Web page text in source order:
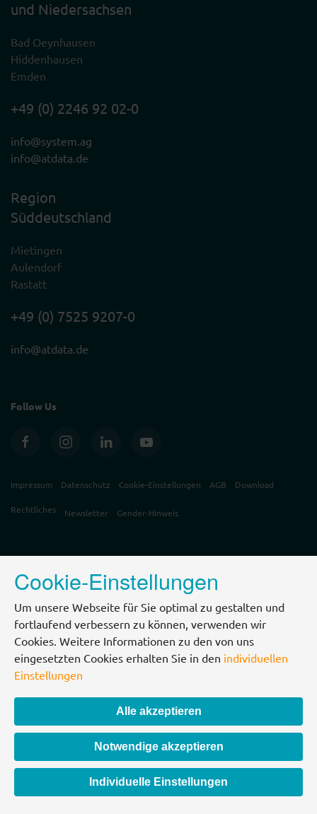
und Niedersachsen
Bad Oeynhausen
Hiddenhausen
Emden
+49 (0) 2246 92 02-0
info@system.ag
info@atdata.de
Region
Süddeutschland
Mietingen
Aulendorf
Rastatt
+49 (0) 7525 9207-0
info@atdata.de
Follow Us
Impressum Datenschutz Cookie-Einstellungen AGB Download
Rechtliches Newsletter Gender-Hinweis
Cookie-Einstellungen
Um unsere Webseite für Sie optimal zu gestalten und
fortlaufend verbessern zu können, verwenden wir
Cookies. Weitere Informationen zu den von uns
eingesetzten Cookies erhalten Sie in den individuellen
Einstellungen
Alle akzeptieren
Notwendige akzeptieren
Individuelle Einstellungen